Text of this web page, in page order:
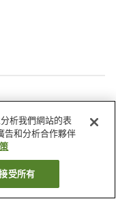
場
析我們網站的表
告和分析合作夥伴
受所有